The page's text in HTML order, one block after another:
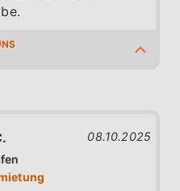
08.10.2025